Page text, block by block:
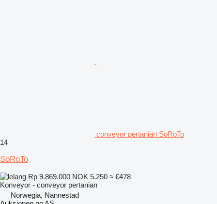
conveyor pertanian SoRoTo
14
SoRoTo
Rp 9.869.000 NOK 5.250 ≈ €478
Konveyor - conveyor pertanian
Norwegia, Nannestad